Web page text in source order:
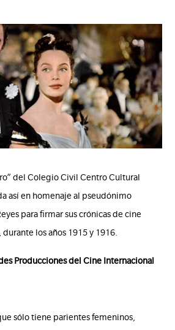
del Colegio Civil Centro Cultural
así en homenaje al pseudónimo
para firmar sus crónicas de cine
los años 1915 y 1916.
Producciones del Cine Internacional
sólo tiene parientes femeninos,